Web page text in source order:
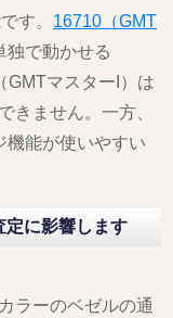
す。 16710（GMT
独で動かせる
GMTマスターI）は
きません。一方、
機能が使いやすい
定に影響します
ラーのベゼルの通